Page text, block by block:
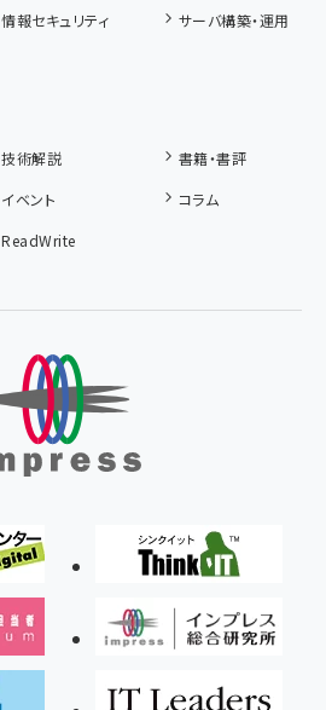
情報セキュリティ
サーバ構築・運用
技術解説
書籍・書評
イベント
コラム
ReadWrite